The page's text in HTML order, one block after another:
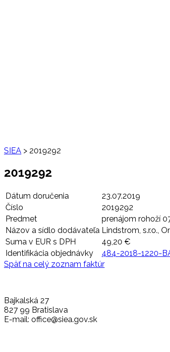
SIEA > 2019292
2019292
Dátum doručenia
23.07.2019
Číslo
2019292
Predmet
prenájom rohoží
Názov a sídlo dodávateľa Lindstrom, s.r.o.,
Suma v EUR s DPH
49,20 €
Identifikácia objednávky
484-2018-1220-
Späť na celý zoznam faktúr
Bajkalská 27
827 99 Bratislava
E-mail: office@siea.gov.sk